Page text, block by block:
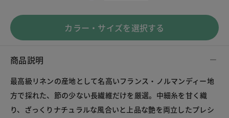
カラー・サイズを選択する
商品説明
最高級リネンの産地として名高いフランス・ノルマンディー地
方で採れた、節の少ない長繊維だけを厳選。中細糸を甘く織
り、ざっくりナチュラルな風合いと上品な艶を両立したプレシ